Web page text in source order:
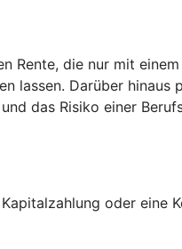
Rente, die nur mit
lassen. Darüber hinaus
das Risiko einer
oder eine